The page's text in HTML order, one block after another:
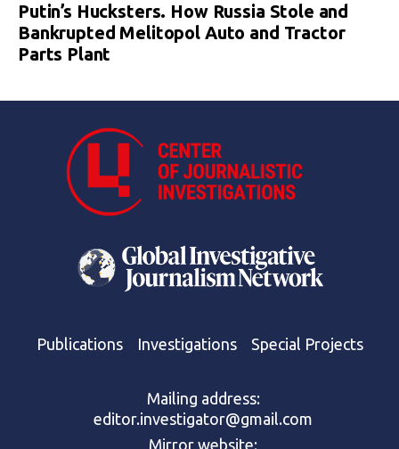
Putin’s Hucksters. How Russia Stole and
Bankrupted Melitopol Auto and Tractor
Parts Plant
Publications Investigations Special Projects
Mailing address:
editor.investigator@gmail.com
Mirror website: